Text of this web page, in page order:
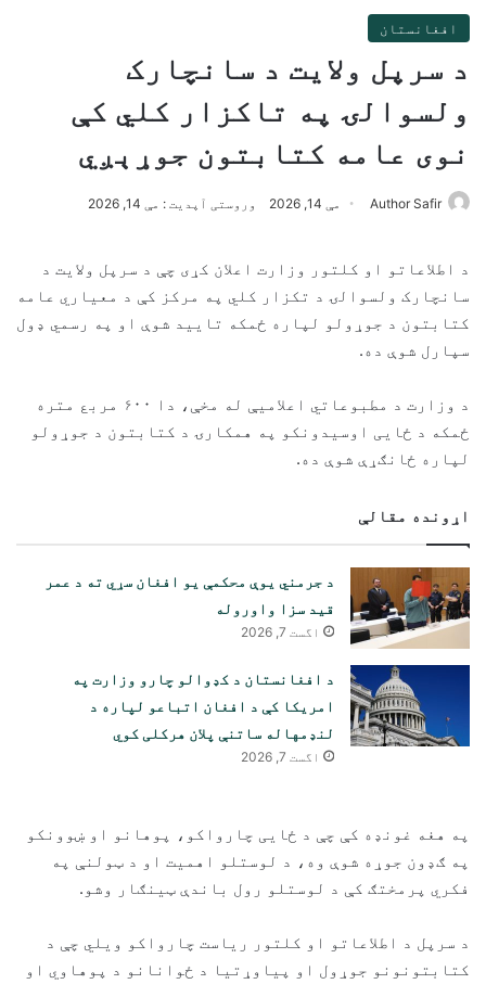
افغانستان
د سرپل ولایت د سانچارک
ولسوالۍ په تاکزار کلي کې
نوی عامه کتابتون جوړېږي
Author Safir مې 14, 2026 وروستی آپدیت : مې 14, 2026
د اطلاعاتو او کلتور وزارت اعلان کړی چې د سرپل ولایت د
سانچارک ولسوالۍ د تکزار کلي په مرکز کې د معیاري عامه
کتابتون د جوړولو لپاره ځمکه تایید شوې او په رسمي ډول
سپارل شوې ده.
د وزارت د مطبوعاتي اعلامیې له مخې، دا ۶۰۰ مربع متره
ځمکه د ځایی اوسیدونکو په همکارۍ د کتابتون د جوړولو
لپاره ځانګړې شوې ده.
اړونده مقالې
د جرمني یوې محکمې یو افغان سړي ته د عمر
قید سزا واوروله
اگست 7, 2026
د افغانستان د کډوالو چارو وزارت په
امریکا کې د افغان اتباعو لپاره د
لنډمهاله ساتنې پلان هرکلی کوي
اگست 7, 2026
په هغه غونډه کې چې د ځایی چارواکو، پوهانو او ښوونکو
په ګډون جوړه شوې وه، د لوستلو اهمیت او د ټولنې په
فکري پرمختګ کې د لوستلو رول باندې ټینګار وشو.
د سرپل د اطلاعاتو او کلتور ریاست چارواکو ویلي چې د
کتابتونونو جوړول او پیاوړتیا د ځوانانو د پوهاوي او